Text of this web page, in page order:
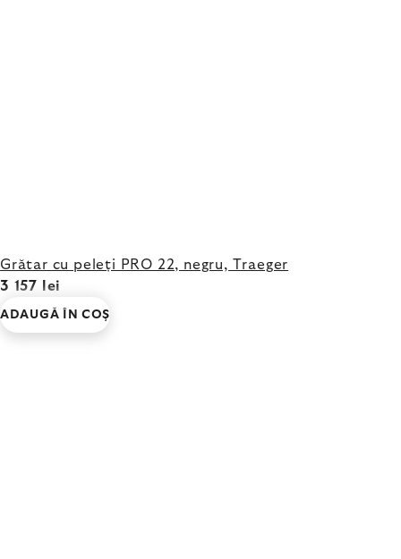
Grătar cu peleți PRO 22, negru, Traeger
3 157 lei
ADAUGĂ ÎN COŞ